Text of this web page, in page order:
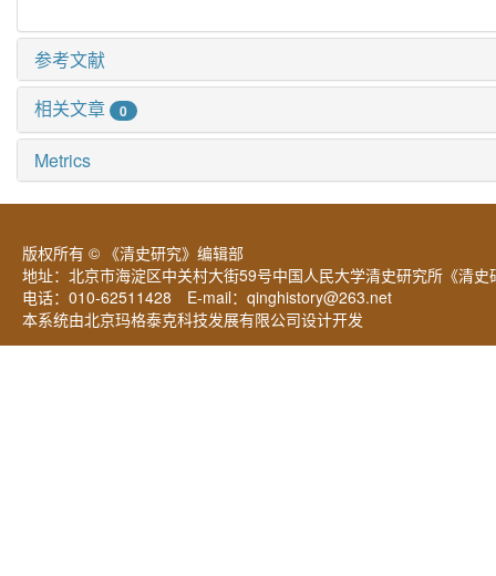
参考文献
相关文章
0
Metrics
版权所有 © 《清史研究》编辑部
地址：北京市海淀区中关村大街59号中国人民大学清史研究所《
电话：010-62511428 E-mail： qinghistory@263.net
本系统由北京玛格泰克科技发展有限公司设计开发